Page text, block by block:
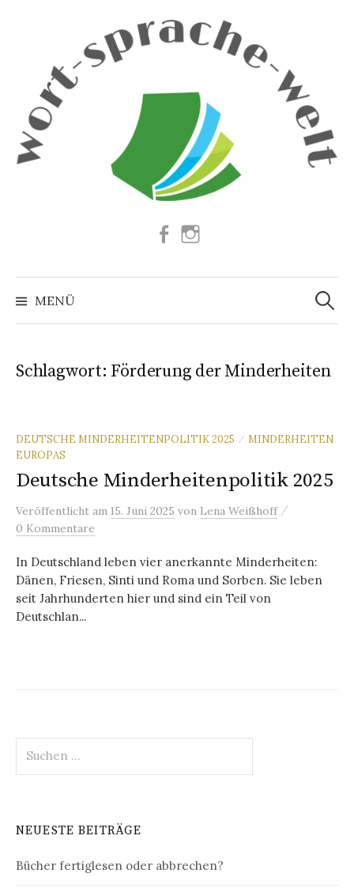
Facebook
MENÜ
Suchen
nach:
Schlagwort: Förderung der Minderheiten
DEUTSCHE MINDERHEITENPOLITIK 2025 / MINDERHEITEN
EUROPAS
Deutsche Minderheitenpolitik 2025
Veröffentlicht am 15. Juni 2025 von Lena Weißhoff /
0 Kommentare
In Deutschland leben vier anerkannte Minderheiten:
Dänen, Friesen, Sinti und Roma und Sorben. Sie leben
seit Jahrhunderten hier und sind ein Teil von
Deutschlan...
nach:
NEUESTE BEITRÄGE
Bücher fertiglesen oder abbrechen?